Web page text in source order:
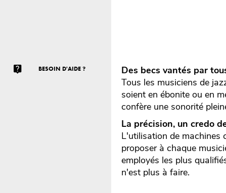
BESOIN D'AIDE ?
Des becs vantés par
Tous les musiciens de
soient en ébonite ou en
confère une sonorité
La précision, un credo
L'utilisation de machines
proposer à chaque
employés les plus
n'est plus à faire.